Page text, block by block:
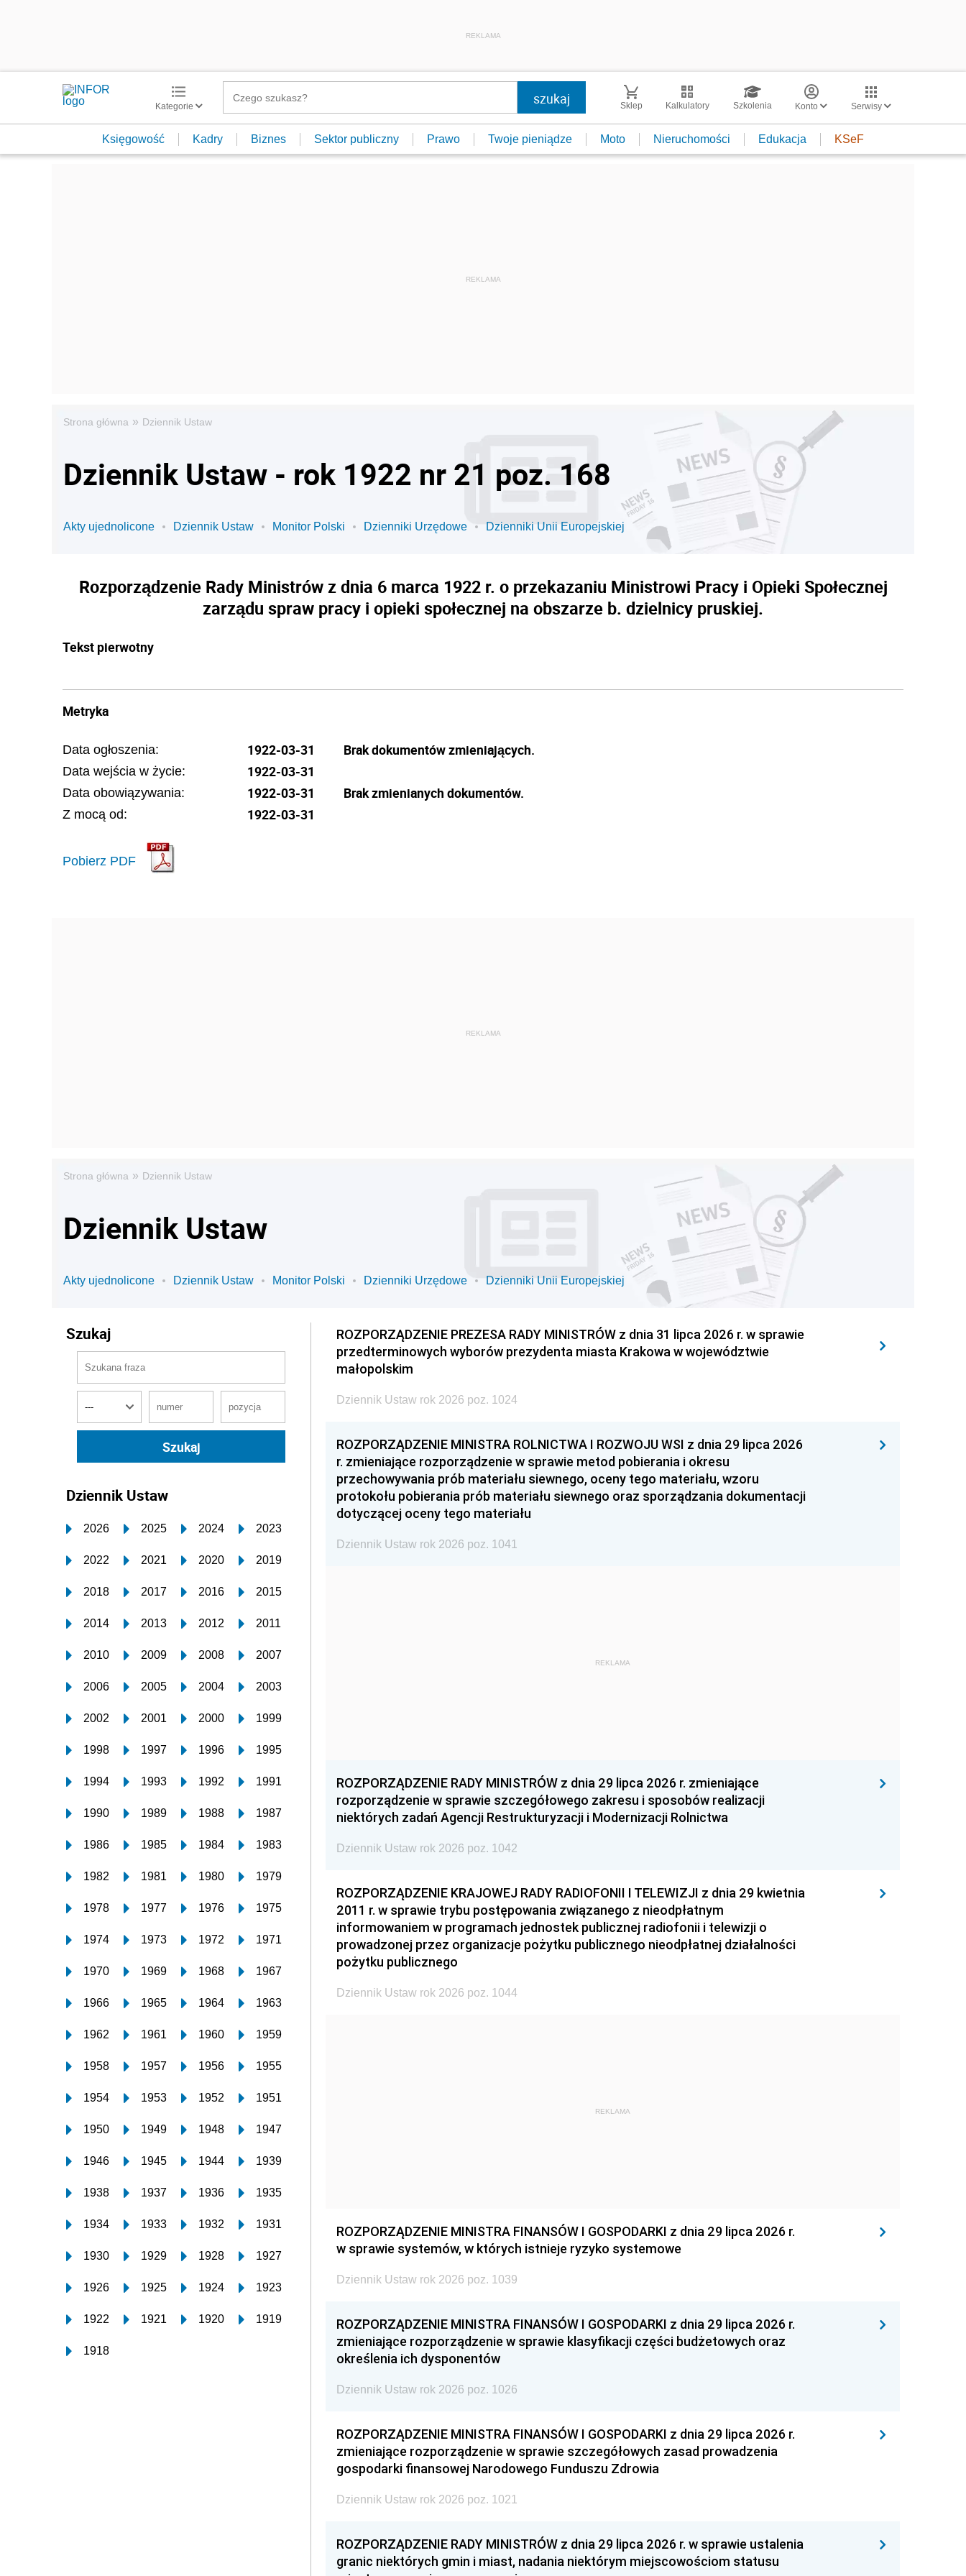
REKLAMA
Kategorie Sklep Kalkulatory Szkolenia Konto Serwisy
Księgowość Kadry Biznes Sektor publiczny Prawo Twoje pieniądze Moto Nieruchomości Edukacja KSeF
Strona główna » Dziennik Ustaw
Dziennik Ustaw - rok 1922 nr 21 poz. 168
Akty ujednolicone Dziennik Ustaw Monitor Polski Dzienniki Urzędowe Dzienniki Unii Europejskiej
Rozporządzenie Rady Ministrów z dnia 6 marca 1922 r. o przekazaniu Ministrowi Pracy i Opieki Społecznej
zarządu spraw pracy i opieki społecznej na obszarze b. dzielnicy pruskiej.
Tekst pierwotny
Metryka
Data ogłoszenia: 1922-03-31
Data wejścia w życie: 1922-03-31
Data obowiązywania: 1922-03-31
Z mocą od: 1922-03-31
Pobierz PDF
Brak dokumentów zmieniających.
Brak zmienianych dokumentów.
Strona główna » Dziennik Ustaw
Dziennik Ustaw
Akty ujednolicone Dziennik Ustaw Monitor Polski Dzienniki Urzędowe Dzienniki Unii Europejskiej
Szukaj
Dziennik Ustaw
2026 2025 2024 2023
2022 2021 2020 2019
2018 2017 2016 2015
2014 2013 2012 2011
2010 2009 2008 2007
2006 2005 2004 2003
2002 2001 2000 1999
1998 1997 1996 1995
1994 1993 1992 1991
1990 1989 1988 1987
1986 1985 1984 1983
1982 1981 1980 1979
1978 1977 1976 1975
1974 1973 1972 1971
1970 1969 1968 1967
1966 1965 1964 1963
1962 1961 1960 1959
1958 1957 1956 1955
1954 1953 1952 1951
1950 1949 1948 1947
1946 1945 1944 1939
1938 1937 1936 1935
1934 1933 1932 1931
1930 1929 1928 1927
1926 1925 1924 1923
1922 1921 1920 1919
1918
ROZPORZĄDZENIE PREZESA RADY MINISTRÓW z dnia 31 lipca 2026 r. w sprawie
przedterminowych wyborów prezydenta miasta Krakowa w województwie
małopolskim
Dziennik Ustaw rok 2026 poz. 1024
ROZPORZĄDZENIE MINISTRA ROLNICTWA I ROZWOJU WSI z dnia 29 lipca 2026
r. zmieniające rozporządzenie w sprawie metod pobierania i okresu
przechowywania prób materiału siewnego, oceny tego materiału, wzoru
protokołu pobierania prób materiału siewnego oraz sporządzania dokumentacji
dotyczącej oceny tego materiału
Dziennik Ustaw rok 2026 poz. 1041
REKLAMA
ROZPORZĄDZENIE RADY MINISTRÓW z dnia 29 lipca 2026 r. zmieniające
rozporządzenie w sprawie szczegółowego zakresu i sposobów realizacji
niektórych zadań Agencji Restrukturyzacji i Modernizacji Rolnictwa
Dziennik Ustaw rok 2026 poz. 1042
ROZPORZĄDZENIE KRAJOWEJ RADY RADIOFONII I TELEWIZJI z dnia 29 kwietnia
2011 r. w sprawie trybu postępowania związanego z nieodpłatnym
informowaniem w programach jednostek publicznej radiofonii i telewizji o
prowadzonej przez organizacje pożytku publicznego nieodpłatnej działalności
pożytku publicznego
Dziennik Ustaw rok 2026 poz. 1044
REKLAMA
ROZPORZĄDZENIE MINISTRA FINANSÓW I GOSPODARKI z dnia 29 lipca 2026 r.
w sprawie systemów, w których istnieje ryzyko systemowe
Dziennik Ustaw rok 2026 poz. 1039
ROZPORZĄDZENIE MINISTRA FINANSÓW I GOSPODARKI z dnia 29 lipca 2026 r.
zmieniające rozporządzenie w sprawie klasyfikacji części budżetowych oraz
określenia ich dysponentów
Dziennik Ustaw rok 2026 poz. 1026
ROZPORZĄDZENIE MINISTRA FINANSÓW I GOSPODARKI z dnia 29 lipca 2026 r.
zmieniające rozporządzenie w sprawie szczegółowych zasad prowadzenia
gospodarki finansowej Narodowego Funduszu Zdrowia
Dziennik Ustaw rok 2026 poz. 1021
ROZPORZĄDZENIE RADY MINISTRÓW z dnia 29 lipca 2026 r. w sprawie ustalenia
granic niektórych gmin i miast, nadania niektórym miejscowościom statusu